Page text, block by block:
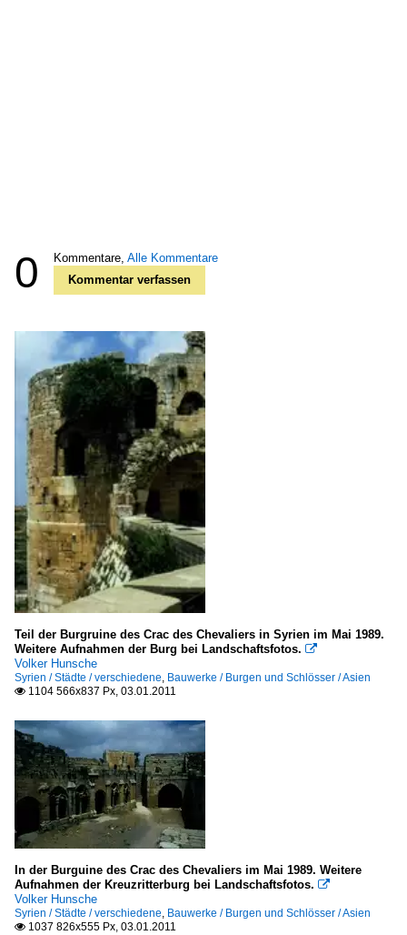
0 Kommentare, Alle Kommentare
Kommentar verfassen
Teil der Burgruine des Crac des Chevaliers in Syrien im Mai 1989.
Weitere Aufnahmen der Burg bei Landschaftsfotos. 
Volker Hunsche
Syrien / Städte / verschiedene, Bauwerke / Burgen und Schlösser / Asien
 1104 566x837 Px, 03.01.2011
In der Burguine des Crac des Chevaliers im Mai 1989. Weitere
Aufnahmen der Kreuzritterburg bei Landschaftsfotos. 
Volker Hunsche
Syrien / Städte / verschiedene, Bauwerke / Burgen und Schlösser / Asien
 1037 826x555 Px, 03.01.2011